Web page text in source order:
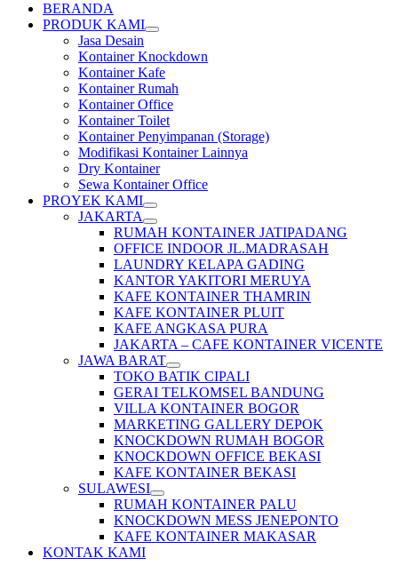
BERANDA
PRODUK KAMI
Jasa Desain
Kontainer Knockdown
Kontainer Kafe
Kontainer Rumah
Kontainer Office
Kontainer Toilet
Kontainer Penyimpanan (Storage)
Modifikasi Kontainer Lainnya
Dry Kontainer
Sewa Kontainer Office
PROYEK KAMI
JAKARTA
RUMAH KONTAINER JATIPADANG
OFFICE INDOOR JL.MADRASAH
LAUNDRY KELAPA GADING
KANTOR YAKITORI MERUYA
KAFE KONTAINER THAMRIN
KAFE KONTAINER PLUIT
KAFE ANGKASA PURA
JAKARTA – CAFE KONTAINER VICENTE
JAWA BARAT
TOKO BATIK CIPALI
GERAI TELKOMSEL BANDUNG
VILLA KONTAINER BOGOR
MARKETING GALLERY DEPOK
KNOCKDOWN RUMAH BOGOR
KNOCKDOWN OFFICE BEKASI
KAFE KONTAINER BEKASI
SULAWESI
RUMAH KONTAINER PALU
KNOCKDOWN MESS JENEPONTO
KAFE KONTAINER MAKASAR
KONTAK KAMI